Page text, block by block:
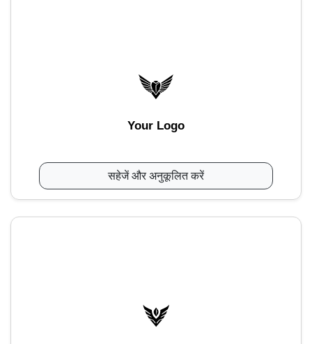
Your Logo
सहेजें और अनुकूलित करें